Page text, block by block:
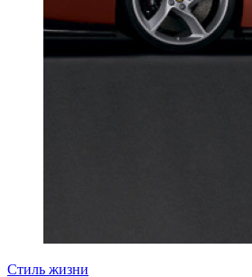
Стиль жизни